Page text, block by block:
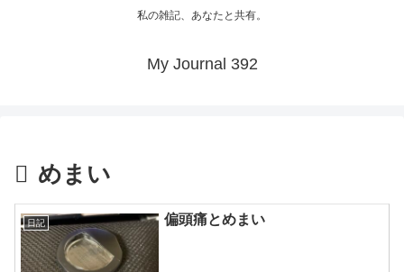
私の雑記、あなたと共有。
My Journal 392
めまい
日記 偏頭痛とめまい